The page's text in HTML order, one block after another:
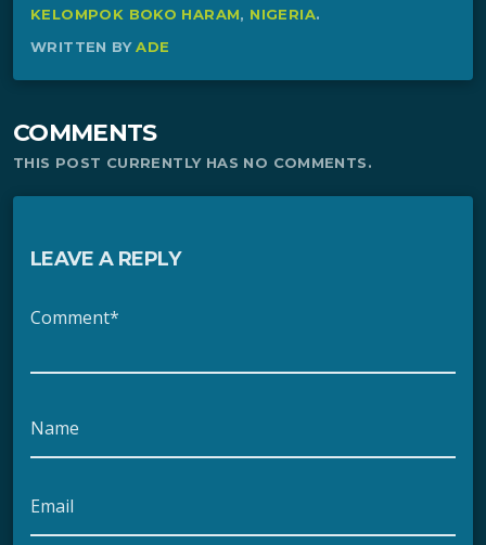
KELOMPOK BOKO HARAM, NIGERIA.
WRITTEN BYADE
COMMENTS
THIS POST CURRENTLY HAS NO COMMENTS.
LEAVE A REPLY
Comment*
Name
Email